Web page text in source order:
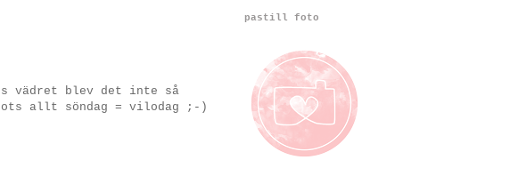
vädret blev det inte så
allt söndag = vilodag ;-)
pastill foto